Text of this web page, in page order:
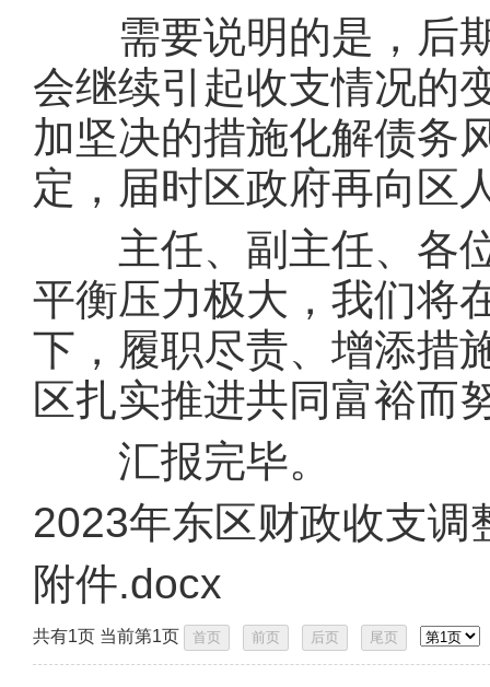
需要说明的是，后期
会继续引起收支情况的
加坚决的措施化解债务
定，届时区政府再向区
主任、副主任、各位
平衡压力极大，我们将
下，履职尽责、增添措
区扎实推进共同富裕而
汇报完毕。
2023年东区财政收支调
附件.docx
共有1页 当前第1页